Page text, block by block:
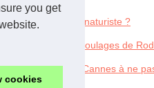
you get
cookies
le massage naturiste ?
: le Musée Soulages de
les sorties à Cannes à ne